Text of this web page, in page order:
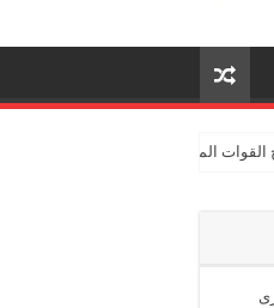
المسلحة الملكية